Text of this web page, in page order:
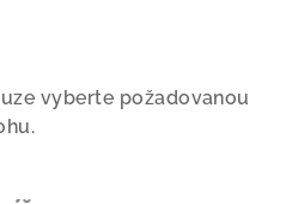
vyberte požadovanou